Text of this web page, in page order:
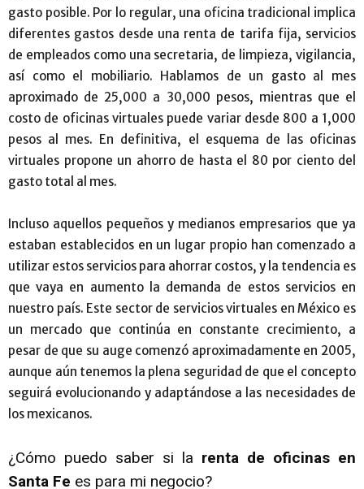
gasto posible. Por lo regular, una oficina tradicional implica
diferentes gastos desde una renta de tarifa fija, servicios
de empleados como una secretaria, de limpieza, vigilancia,
así como el mobiliario. Hablamos de un gasto al mes
aproximado de 25,000 a 30,000 pesos, mientras que el
costo de oficinas virtuales puede variar desde 800 a 1,000
pesos al mes. En definitiva, el esquema de las oficinas
virtuales propone un ahorro de hasta el 80 por ciento del
gasto total al mes.
Incluso aquellos pequeños y medianos empresarios que ya
estaban establecidos en un lugar propio han comenzado a
utilizar estos servicios para ahorrar costos, y la tendencia es
que vaya en aumento la demanda de estos servicios en
nuestro país. Este sector de servicios virtuales en México es
un mercado que continúa en constante crecimiento, a
pesar de que su auge comenzó aproximadamente en 2005,
aunque aún tenemos la plena seguridad de que el concepto
seguirá evolucionando y adaptándose a las necesidades de
los mexicanos.
¿Cómo puedo saber si la renta de oficinas en
Santa Fe es para mi negocio?